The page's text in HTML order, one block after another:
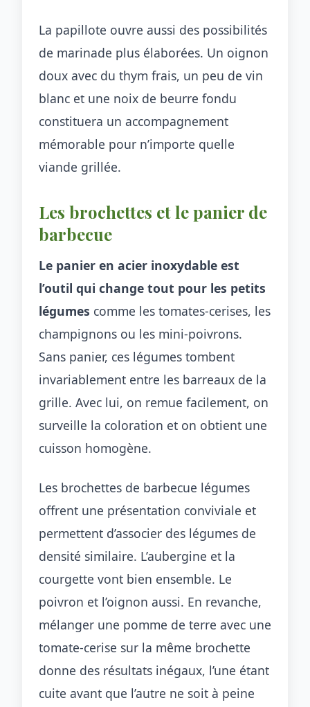
La papillote ouvre aussi des possibilités
de marinade plus élaborées. Un oignon
doux avec du thym frais, un peu de vin
blanc et une noix de beurre fondu
constituera un accompagnement
mémorable pour n’importe quelle
viande grillée.
Les brochettes et le panier de
barbecue
Le panier en acier inoxydable est
l’outil qui change tout pour les petits
légumes comme les tomates-cerises, les
champignons ou les mini-poivrons.
Sans panier, ces légumes tombent
invariablement entre les barreaux de la
grille. Avec lui, on remue facilement, on
surveille la coloration et on obtient une
cuisson homogène.
Les brochettes de barbecue légumes
offrent une présentation conviviale et
permettent d’associer des légumes de
densité similaire. L’aubergine et la
courgette vont bien ensemble. Le
poivron et l’oignon aussi. En revanche,
mélanger une pomme de terre avec une
tomate-cerise sur la même brochette
donne des résultats inégaux, l’une étant
cuite avant que l’autre ne soit à peine